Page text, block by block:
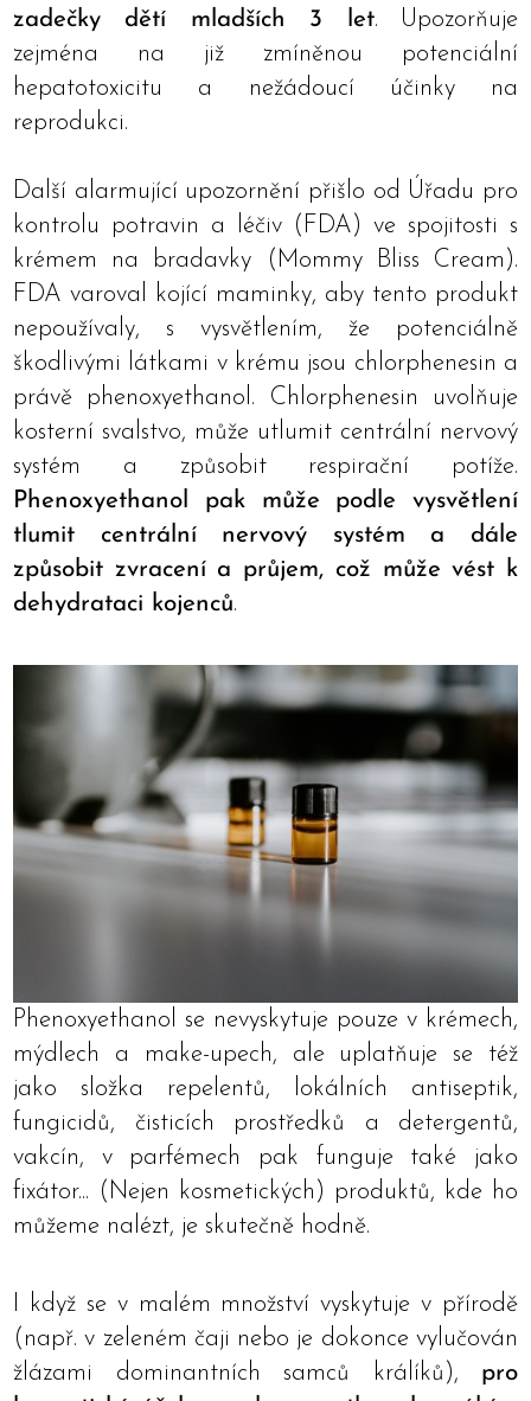
zadečky dětí mladších 3 let. Upozorňuje
zejména na již zmíněnou potenciální
hepatotoxicitu a nežádoucí účinky na
reprodukci.
Další alarmující upozornění přišlo od Úřadu pro
kontrolu potravin a léčiv (FDA) ve spojitosti s
krémem na bradavky (Mommy Bliss Cream).
FDA varoval kojící maminky, aby tento produkt
nepoužívaly, s vysvětlením, že potenciálně
škodlivými látkami v krému jsou chlorphenesin a
právě phenoxyethanol. Chlorphenesin uvolňuje
kosterní svalstvo, může utlumit centrální nervový
systém a způsobit respirační potíže.
Phenoxyethanol pak může podle vysvětlení
tlumit centrální nervový systém a dále
způsobit zvracení a průjem, což může vést k
dehydrataci kojenců.
Phenoxyethanol se nevyskytuje pouze v krémech,
mýdlech a make-upech, ale uplatňuje se též
jako složka repelentů, lokálních antiseptik,
fungicidů, čisticích prostředků a detergentů,
vakcín, v parfémech pak funguje také jako
fixátor... (Nejen kosmetických) produktů, kde ho
můžeme nalézt, je skutečně hodně.
I když se v malém množství vyskytuje v přírodě
(např. v zeleném čaji nebo je dokonce vylučován
žlázami dominantních samců králíků), pro